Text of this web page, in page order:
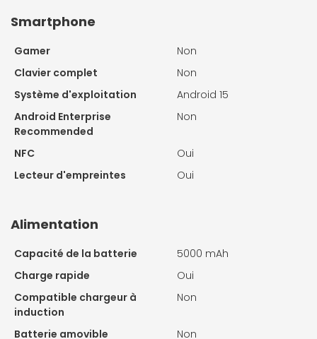
Smartphone
Gamer
Non
Clavier complet
Non
Système d'exploitation
Android 15
Android Enterprise
Recommended
Non
NFC
Oui
Lecteur d'empreintes
Oui
Alimentation
Capacité de la batterie
5000 mAh
Charge rapide
Oui
Compatible chargeur à
induction
Non
Batterie amovible Non